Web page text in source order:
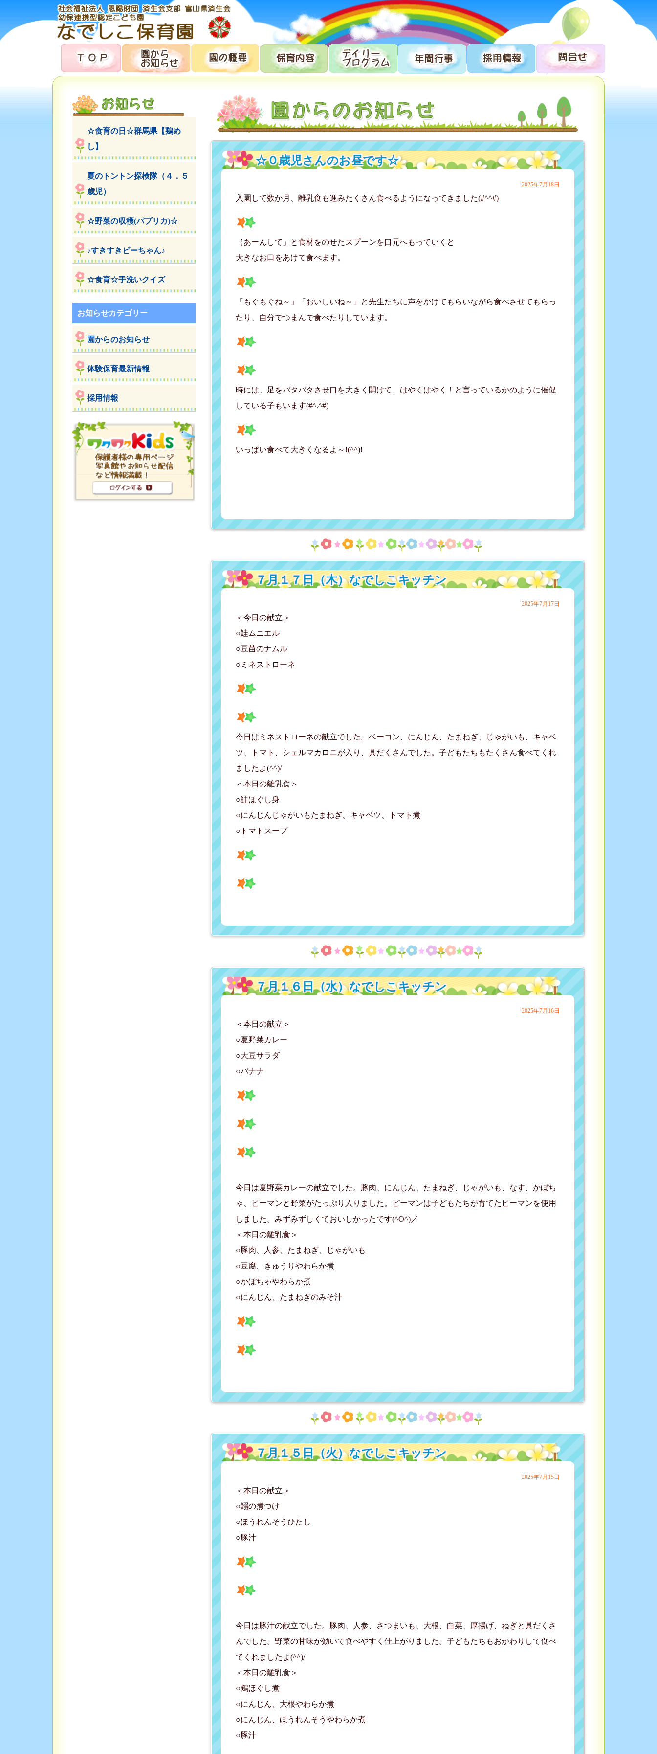
☆０歳児さんのお昼です☆
2025年7月18日
入園して数か月、離乳食も進みたくさん食べるようになってきました(#^^#)
｛あーんして」と食材をのせたスプーンを口元へもっていくと
大きなお口をあけて食べます。
「もぐもぐね～」「おいしいね～」と先生たちに声をかけてもらいながら食べさせてもらっ
たり、自分でつまんで食べたりしています。
時には、足をバタバタさせ口を大きく開けて、はやくはやく！と言っているかのように催促
している子もいます(#^.^#)
いっぱい食べて大きくなるよ～!(^^)!
７月１７日（木）なでしこキッチン
2025年7月17日
＜今日の献立＞
○鮭ムニエル
○豆苗のナムル
○ミネストローネ
今日はミネストローネの献立でした。ベーコン、にんじん、たまねぎ、じゃがいも、キャベ
ツ、トマト、シェルマカロニが入り、具だくさんでした。子どもたちもたくさん食べてくれ
ましたよ(^^)/
＜本日の離乳食＞
○鮭ほぐし身
○にんじんじゃがいもたまねぎ、キャベツ、トマト煮
○トマトスープ
７月１６日（水）なでしこキッチン
2025年7月16日
＜本日の献立＞
○夏野菜カレー
○大豆サラダ
○バナナ
今日は夏野菜カレーの献立でした。豚肉、にんじん、たまねぎ、じゃがいも、なす、かぼち
ゃ、ピーマンと野菜がたっぷり入りました。ピーマンは子どもたちが育てたピーマンを使用
しました。みずみずしくておいしかったです(^O^)／
＜本日の離乳食＞
○豚肉、人参、たまねぎ、じゃがいも
○豆腐、きゅうりやわらか煮
○かぼちゃやわらか煮
○にんじん、たまねぎのみそ汁
７月１５日（火）なでしこキッチン
2025年7月15日
＜本日の献立＞
○鰯の煮つけ
○ほうれんそうひたし
○豚汁
今日は豚汁の献立でした。豚肉、人参、さつまいも、大根、白菜、厚揚げ、ねぎと具だくさ
んでした。野菜の甘味が効いて食べやすく仕上がりました。子どもたちもおかわりして食べ
てくれましたよ(^^)/
＜本日の離乳食＞
○鶏ほぐし煮
○にんじん、大根やわらか煮
○にんじん、ほうれんそうやわらか煮
○豚汁
☆食育の日☆群馬県【鶏め
し】
夏のトントン探検隊（４．５
歳児）
☆野菜の収穫(パプリカ)☆
♪すきすきビーちゃん♪
☆食育☆手洗いクイズ
お知らせカテゴリー
園からのお知らせ
体験保育最新情報
採用情報